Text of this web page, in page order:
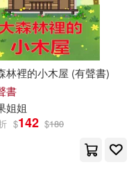
林裡的小木屋 (有聲書)
書
姐姐
$142 $180